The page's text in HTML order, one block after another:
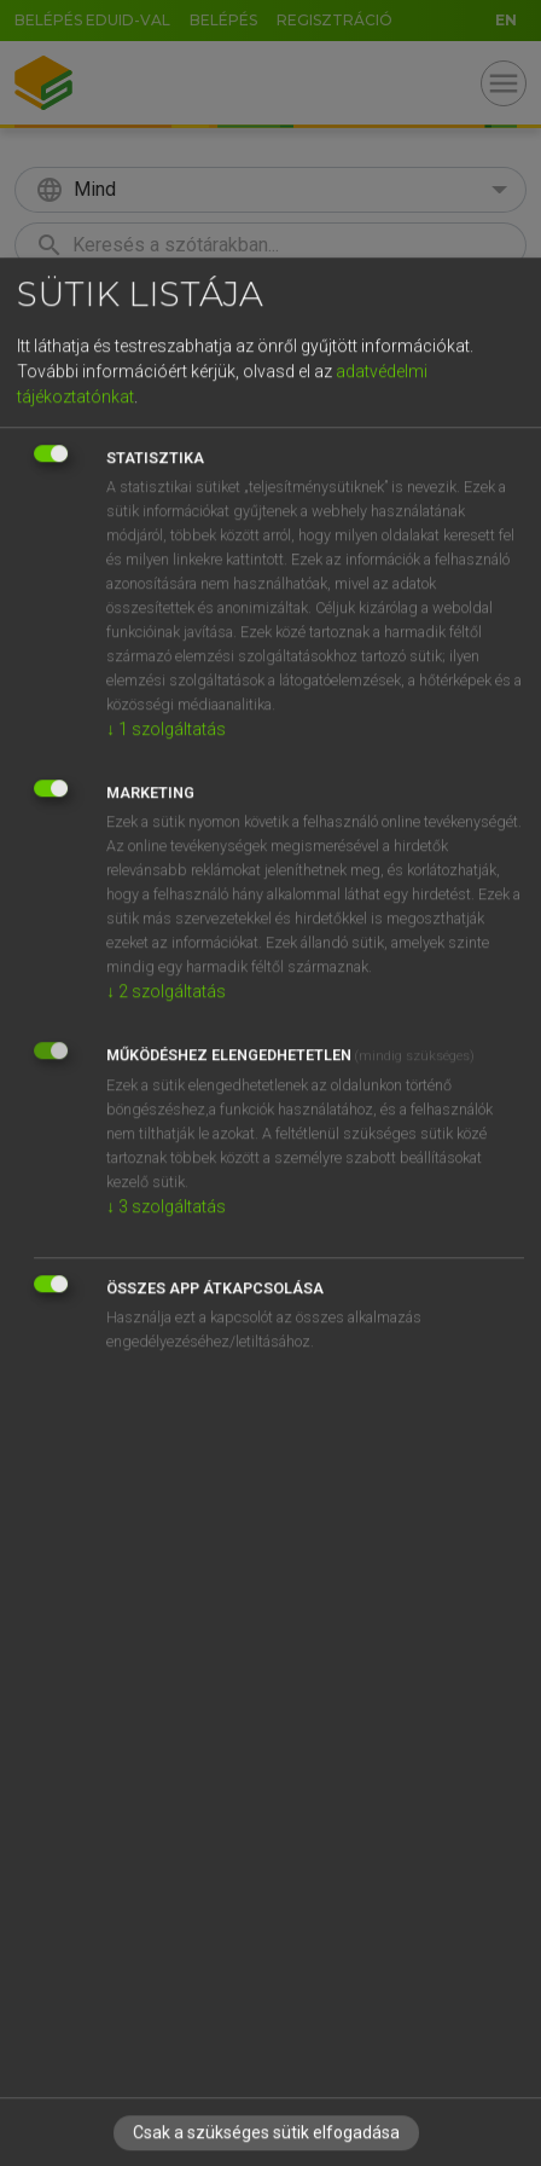
BELÉPÉS EDUID-VAL BELÉPÉS REGISZTRÁCIÓ EN
menu
language Mind
search
KERESÉS
Európai uniós terminológiai szótár
VAN ELŐFIZETÉSED?
Van előfizetésem a teljes szócikk megtekintéséhez.
BELÉPÉS
NINCS ELŐFIZETÉSED?
Nincs regisztrációm és előfizetésem. A szótár 2 órás,
díjmentes próbaverziójának elindításához regisztrálok és
belépek.
REGISZTRÁCIÓ
EURÓPAI UNIÓS TERMINOLÓGIAI SZÓTÁR
Kapcsolódó anyagok
visite périodique
visite technique
visiting group
IRATKOZZ FEL HÍRLEVELÜNKRE!
SÜTIK LISTÁJA
Itt láthatja és testreszabhatja az önről gyűjtött információkat.
További információért kérjük, olvasd el az adatvédelmi
tájékoztatónkat.
STATISZTIKA
A statisztikai sütiket „teljesítménysütiknek” is nevezik. Ezek a
sütik információkat gyűjtenek a webhely használatának
módjáról, többek között arról, hogy milyen oldalakat keresett fel
és milyen linkekre kattintott. Ezek az információk a felhasználó
azonosítására nem használhatóak, mivel az adatok
összesítettek és anonimizáltak. Céljuk kizárólag a weboldal
funkcióinak javítása. Ezek közé tartoznak a harmadik féltől
származó elemzési szolgáltatásokhoz tartozó sütik; ilyen
elemzési szolgáltatások a látogatóelemzések, a hőtérképek és a
közösségi médiaanalitika.
↓ 1 szolgáltatás
MARKETING
Ezek a sütik nyomon követik a felhasználó online tevékenységét.
Az online tevékenységek megismerésével a hirdetők
relevánsabb reklámokat jeleníthetnek meg, és korlátozhatják,
hogy a felhasználó hány alkalommal láthat egy hirdetést. Ezek a
sütik más szervezetekkel és hirdetőkkel is megoszthatják
ezeket az információkat. Ezek állandó sütik, amelyek szinte
mindig egy harmadik féltől származnak.
↓ 2 szolgáltatás
MŰKÖDÉSHEZ ELENGEDHETETLEN (mindig szükséges)
Ezek a sütik elengedhetetlenek az oldalunkon történő
böngészéshez,a funkciók használatához, és a felhasználók
nem tilthatják le azokat. A feltétlenül szükséges sütik közé
tartoznak többek között a személyre szabott beállításokat
kezelő sütik.
↓ 3 szolgáltatás
ÖSSZES APP ÁTKAPCSOLÁSA
Használja ezt a kapcsolót az összes alkalmazás
engedélyezéséhez/letiltásához.
Csak a szükséges sütik elfogadása
GR
t z u i o p
g h j k l é á ű Ω
n m , . AltGr